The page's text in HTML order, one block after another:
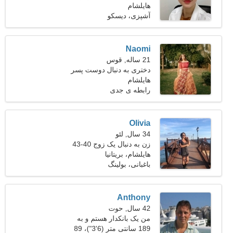
47
هایلشام
آشپزی، دیسکو
Naomi
21 ساله, قوس
دختری به دنبال دوست پسر
25-33
هایلشام
رابطه ی جدی
Olivia
34 سال, لئو
زن به دنبال یک زوج 40-43
هایلشام، بریتانیا
باغبانی، بولینگ
Anthony
42 سال, حوت
من یک بانکدار هستم و به
دنبال یک زن غیرعادی هستم
189 سانتی متر (6'3")، 89